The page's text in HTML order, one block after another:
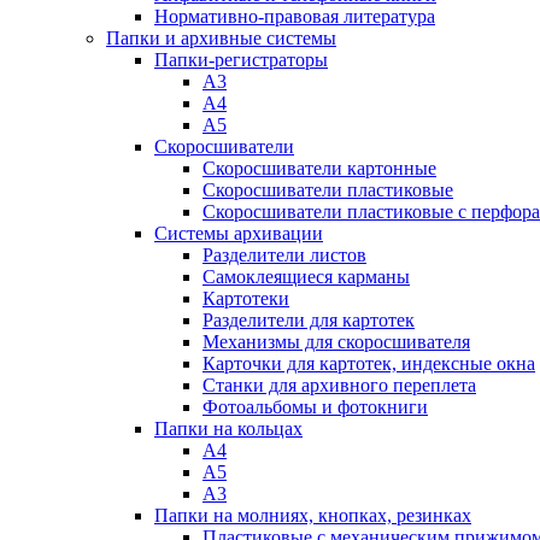
Нормативно-правовая литература
Папки и архивные системы
Папки-регистраторы
А3
А4
А5
Скоросшиватели
Скоросшиватели картонные
Скоросшиватели пластиковые
Скоросшиватели пластиковые с
Системы архивации
Разделители листов
Самоклеящиеся карманы
Картотеки
Разделители для картотек
Механизмы для скоросшивателя
Карточки для картотек, индексные окна
Станки для архивного переплета
Фотоальбомы и фотокниги
Папки на кольцах
А4
А5
А3
Папки на молниях, кнопках, резинках